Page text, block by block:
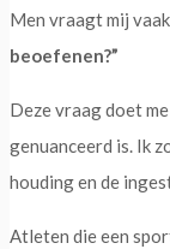
Men vraagt mij
beoefenen?”
Deze vraag doet
genuanceerd is. Ik
houding en de
Atleten die een